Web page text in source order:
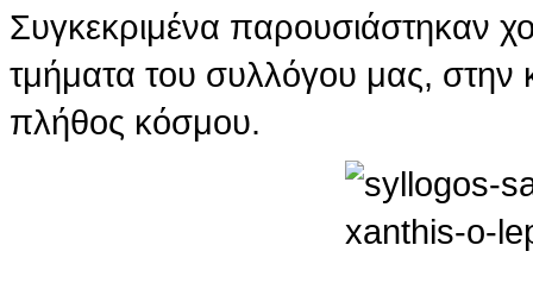
Συγκεκριμένα παρουσιάστηκαν
τμήματα του συλλόγου μας, στην
πλήθος κόσμου.